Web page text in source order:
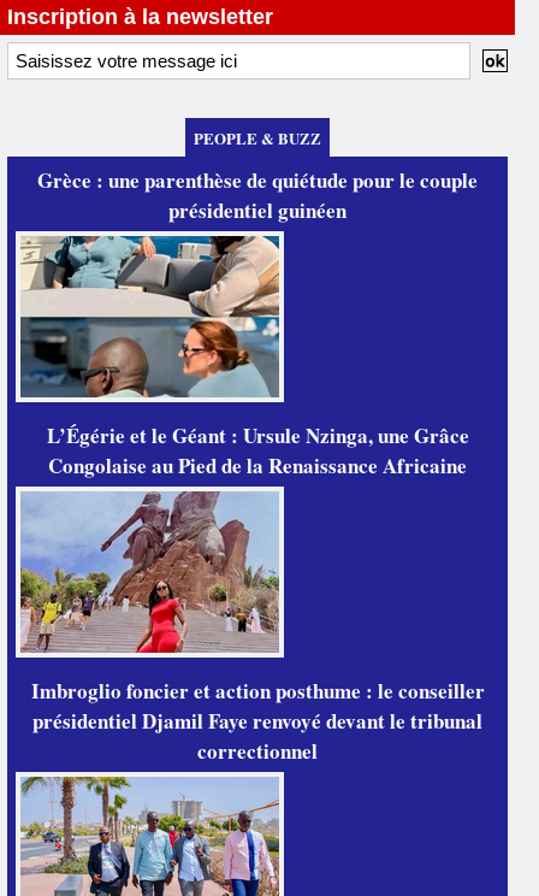
Inscription à la newsletter
PEOPLE & BUZZ
Grèce : une parenthèse de quiétude pour le couple
présidentiel guinéen
L’Égérie et le Géant : Ursule Nzinga, une Grâce
Congolaise au Pied de la Renaissance Africaine
Imbroglio foncier et action posthume : le conseiller
présidentiel Djamil Faye renvoyé devant le tribunal
correctionnel